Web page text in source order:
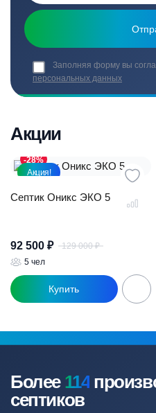
Заполняя форму вы
персональных данных
Акции
Акция!
-28%
Септик Оникс ЭКО 5
129 000₽
129
000 ₽.
92 500 ₽
500 ₽.
5 чел
Более 114
септиков